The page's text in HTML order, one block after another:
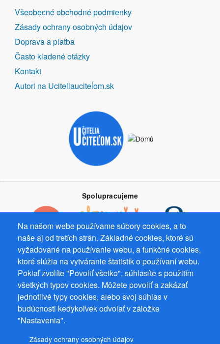
Na našom webe používame súbory cookies, a to
naše aj od tretích strán. Základné cookies, ktoré sú
vyžadované na používanie webu, a funkčné cookies,
ktoré slúžia na vytváranie štatistík o používaní webu.
Pokiaľ zvolíte "Povoliť všetko", súhlasíte s použitím
všetkých typov cookies. Môžete povoliť a zakázať
jednotlivé typy cookies, alebo svoj súhlas v
budúcnosti kedykoľvek odvolať v záložke
"Nastavenia".
Zásady ochrany osobných údajov
DALŠÍ
ODKAZY
Všeobecné obchodné podmienky
Zásady ochrany osobných údajov
Doprava a platba
Často kladené otázky
Kontakt
Autori na Uciteliauciteĺom.sk
Spolupracujeme
Prevádzkovateľ: Mgr. Bc. Žaneta Radimecká, MBA, Ostrov 256, 561
22 Ostrov, IČ 08993033, DIČ CZ9161263958
© 2026PuzzleWebss.r.o.